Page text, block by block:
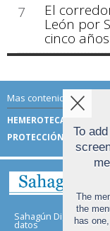
7
El
León por
cinco
Mas contenido de
HEMEROTECA
PROTECCIÓN DE DATOS
Sahagún Digital |
datos
lista
To
The
the
has